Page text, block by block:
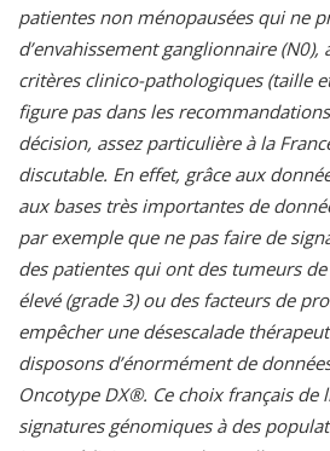
patientes non ménopausées qui ne
d’envahissement ganglionnaire
critères clinico-pathologiques (taille
figure pas dans les
décision, assez particulière à la
discutable. En effet, grâce aux
aux bases très importantes de
par exemple que ne pas faire de
des patientes qui ont des tumeurs
élevé (grade 3) ou des facteurs de
empêcher une désescalade
disposons d’énormément de
Oncotype DX®. Ce choix français
signatures génomiques à des